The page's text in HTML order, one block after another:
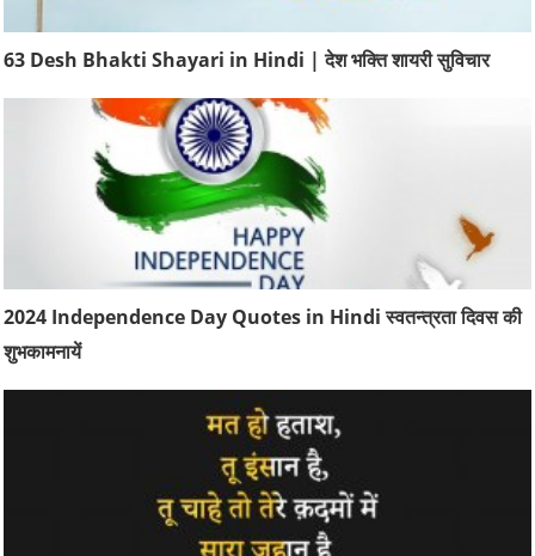
63 Desh Bhakti Shayari in Hindi | देश भक्ति शायरी सुविचार
2024 Independence Day Quotes in Hindi स्वतन्त्रता दिवस की
शुभकामनायें